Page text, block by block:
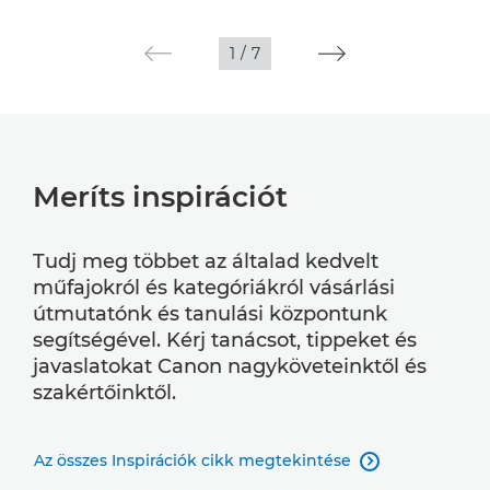
1 / 7
Meríts inspirációt
Tudj meg többet az általad kedvelt
műfajokról és kategóriákról vásárlási
útmutatónk és tanulási központunk
segítségével. Kérj tanácsot, tippeket és
javaslatokat Canon nagyköveteinktől és
szakértőinktől.
Az összes Inspirációk cikk megtekintése 